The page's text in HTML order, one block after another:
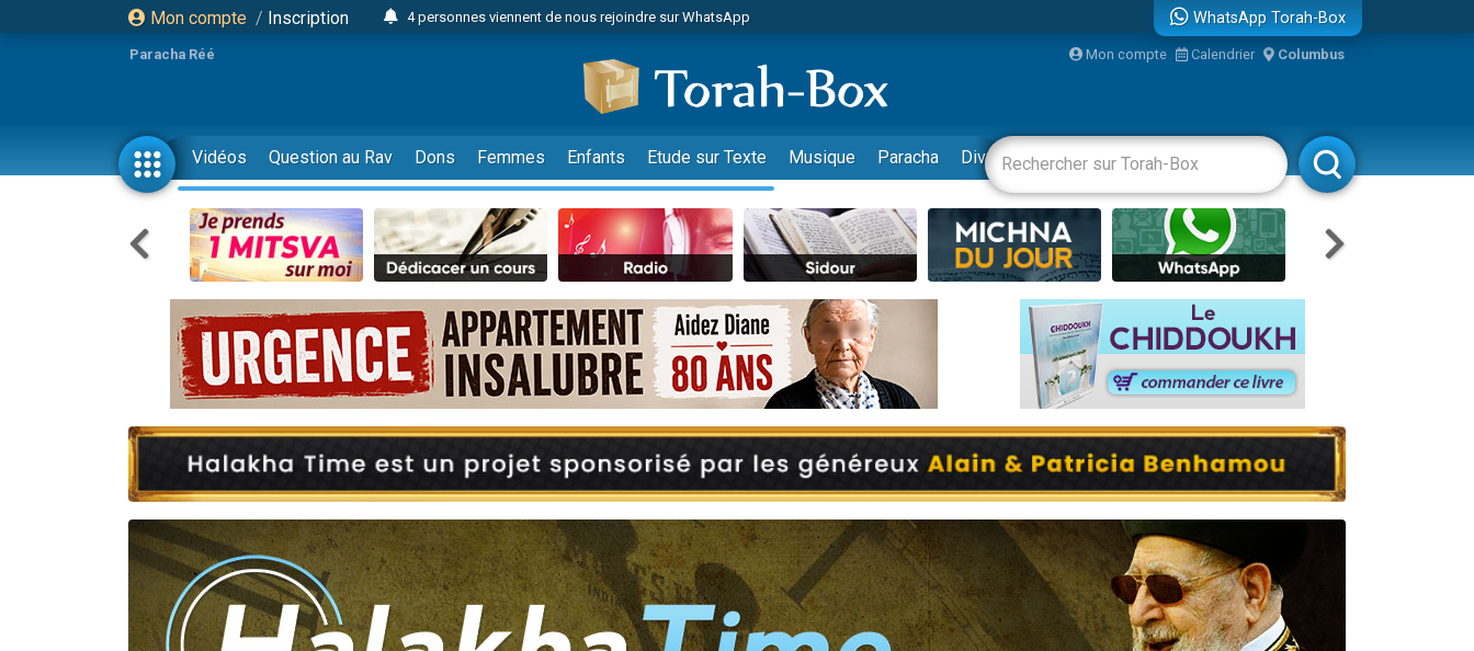
Mon compte / Inscription
4 personnes viennent de nous rejoindre sur WhatsApp
Odaya vient de donner son Maasser
3 personnes viennent de faire un don pour 5 jours de vacances aux Orphelins
3 personnes viennent de faire un don pour Diane, 80 ans, dans un appartement insalubre
13 personnes viennent de demander une bénédiction
2 personnes viennent de nous rejoindre sur WhatsApp
30 personnes viennent de faire un don pour Sauvez la jambe de Yohan
Il reste 49 places pour étudier en groupe sur Zoom
12 nouvelles musiques dans Torah-Box Music
3 personnes viennent de nous rejoindre sur WhatsApp
2 personnes viennent de nous rejoindre sur WhatsApp
3 personnes viennent de nous rejoindre sur WhatsApp
8 personnes viennent de faire un don pour Tsédaka : pauvres d'Israel
61 personnes viennent de demander une bénédiction
Ariel vient de donner son Maasser
Il reste 49 places pour étudier en groupe sur Zoom
Eva vient de donner son Maasser
WhatsApp Torah-Box
Paracha Réé Mon compte Calendrier Columbus
Vidéos Question au Rav Dons Femmes Enfants Etude sur Texte Musique Paracha Divertissements Livres Rabbanim